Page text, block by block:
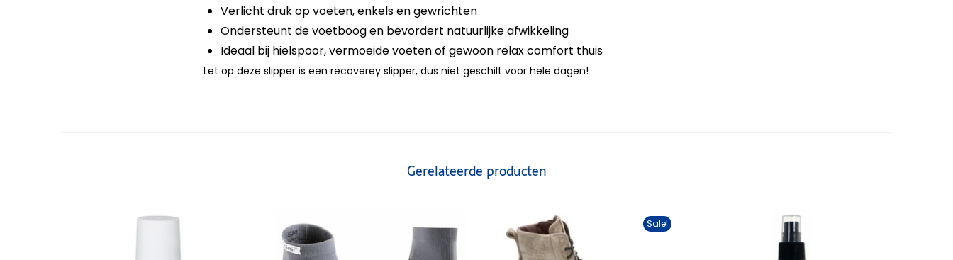
Verlicht druk op voeten, enkels en gewrichten
Ondersteunt de voetboog en bevordert natuurlijke afwikkeling
Ideaal bij hielspoor, vermoeide voeten of gewoon relax comfort thuis
Let op deze slipper is een recoverey slipper, dus niet geschilt voor hele dagen!
Gerelateerde producten
Sale!